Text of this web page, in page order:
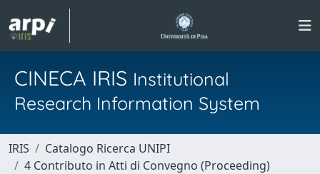
CINECA IRIS Institutional
Research Information System
IRIS
Catalogo Ricerca UNIPI
4 Contributo in Atti di Convegno (Proceeding)